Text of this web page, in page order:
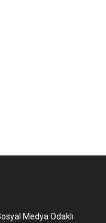
Medya Odaklı